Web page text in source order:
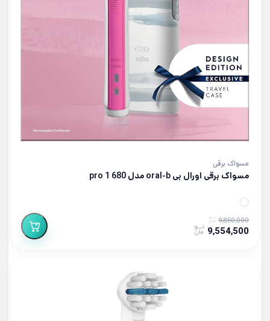
مسواک برقی
مسواک برقی اورال بی oral-b مدل pro 1 680
9,850,000
9,554,500